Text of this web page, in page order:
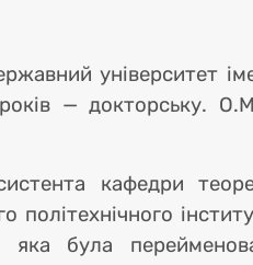
університет
— докторську.
кафедри
політехнічного
була